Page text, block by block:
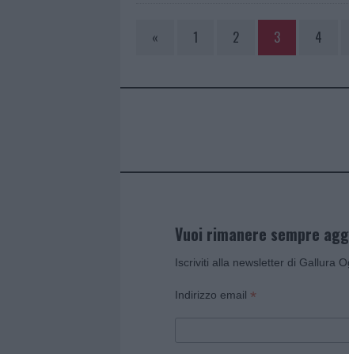
« 1 2 3 4
Vuoi rimanere sempre
Iscriviti alla newsletter di Gallura
Indirizzo email *